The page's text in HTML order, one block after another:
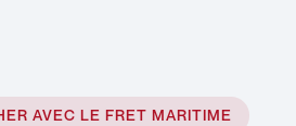
AVEC LE FRET MARITIME